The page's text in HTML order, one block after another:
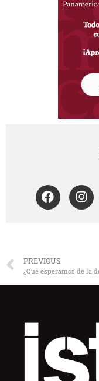
PREVIOUS